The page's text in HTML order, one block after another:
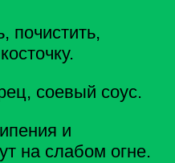
почистить,
соевый соус.
и
на слабом огне.